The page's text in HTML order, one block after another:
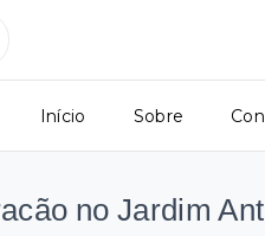
Início Sobre
no Jardim